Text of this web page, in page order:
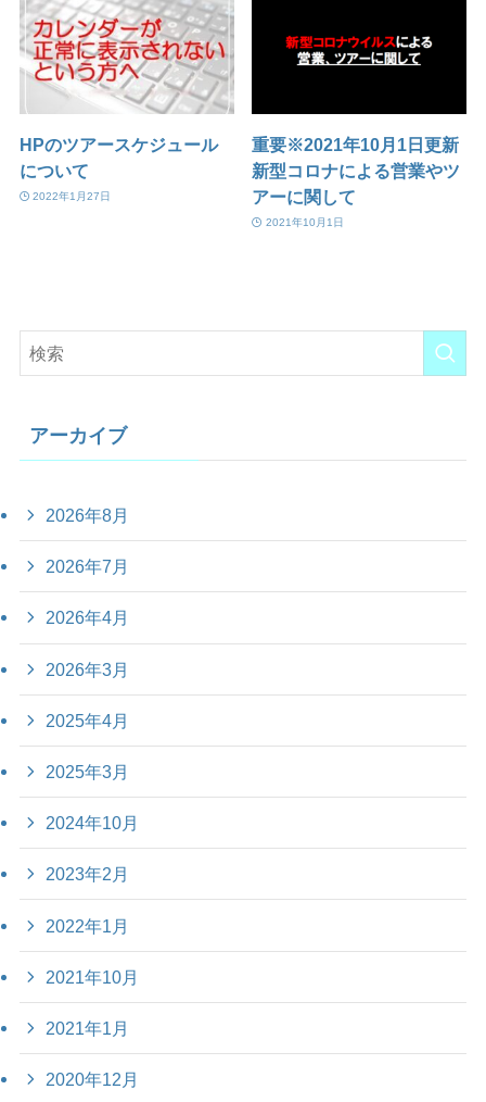
HPのツアースケジュール
について
2022年1月27日
重要※2021年10月1日更新
新型コロナによる営業やツ
アーに関して
2021年10月1日
アーカイブ
2026年8月
2026年7月
2026年4月
2026年3月
2025年4月
2025年3月
2024年10月
2023年2月
2022年1月
2021年10月
2021年1月
2020年12月